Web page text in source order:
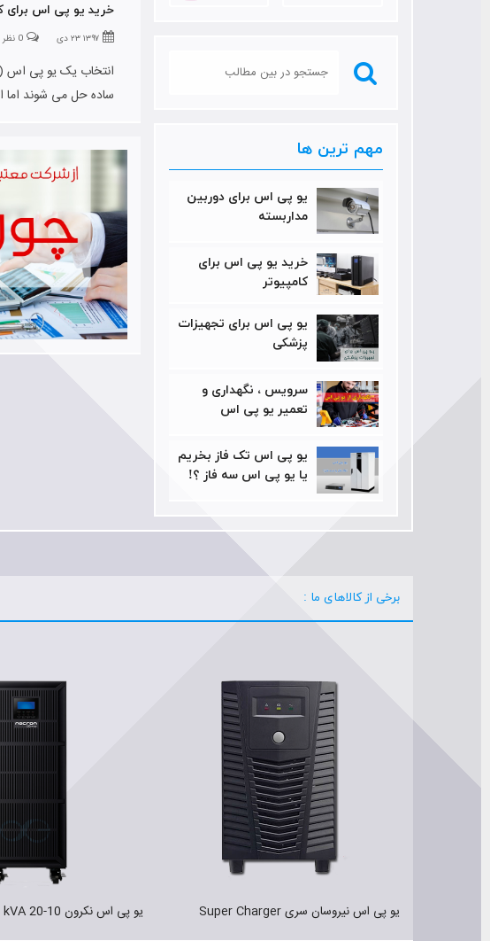
مهم ترین ها
یو پی اس برای دوربین
مداربسته
خرید یو پی اس برای
کامپیوتر
یو پی اس برای تجهیزات
پزشکی
سرویس ، نگهداری و
تعمیر یو پی اس
یو پی اس تک فاز بخریم
یا یو پی اس سه فاز ؟!
خرید یو پی اس برای
۱۳۹۷ ۲۳ دی 0 نظر ثبت شده
ساده حل می شوند اما
برخی از کالاهای ما :
یو پی اس نکرون 10-20 kVA سری 3DT-V یو پی اس نیروسان سری HI-TECH 3/3